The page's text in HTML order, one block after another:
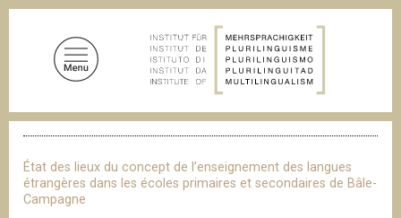
l
d
'
A
État des lieux du concept de l’enseignement des langues
étrangères dans les écoles primaires et secondaires de Bâle-
Campagne